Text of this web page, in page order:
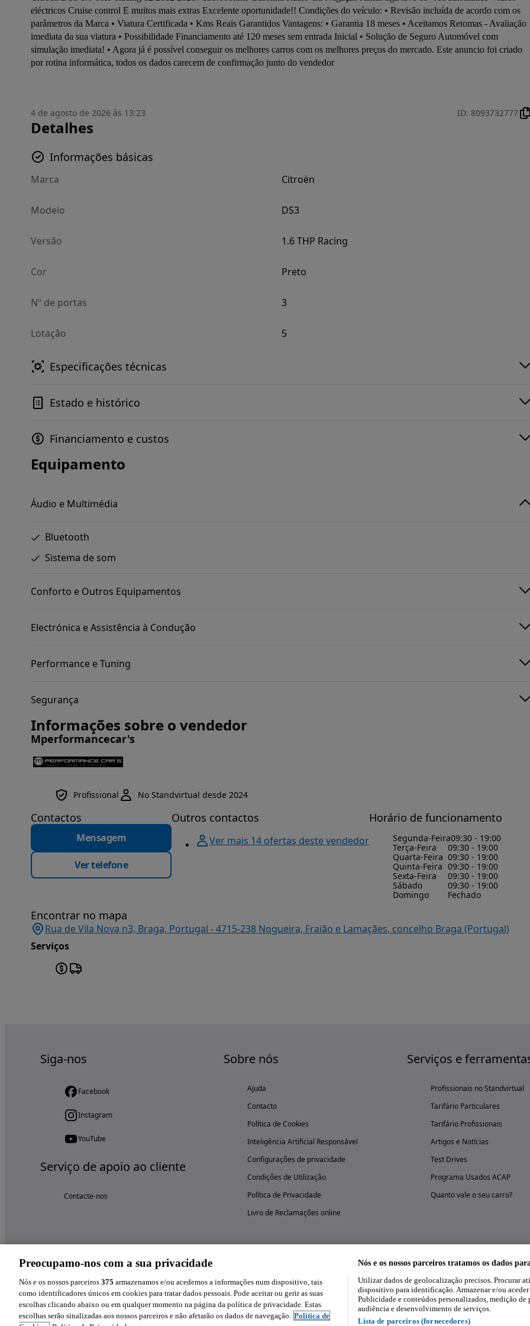
eléctricos Cruise control E muitos mais extras Excelente oportunidade!! Condições do veículo: • Revisão incluída de acordo com os
parâmetros da Marca • Viatura Certificada • Kms Reais Garantidos Vantagens: • Garantia 18 meses • Aceitamos Retomas - Avaliação
imediata da sua viatura • Possibilidade Financiamento até 120 meses sem entrada Inicial • Solução de Seguro Automóvel com
simulação imediata! • Agora já é possível conseguir os melhores carros com os melhores preços do mercado. Este anuncio foi criado
por rotina informática, todos os dados carecem de confirmação junto do vendedor
4 de agosto de 2026 às 13:23 ID: 8093732777
Detalhes
Informações básicas
Marca Citroën
Modelo DS3
Versão 1.6 THP Racing
Cor Preto
Nº de portas 3
Lotação 5
Especificações técnicas
Estado e histórico
Financiamento e custos
Equipamento
Áudio e Multimédia
Bluetooth
Sistema de som
Conforto e Outros Equipamentos
Electrónica e Assistência à Condução
Performance e Tuning
Segurança
Informações sobre o vendedor
Mperformancecar's
Profissional No Standvirtual desde 2024
Contactos
Mensagem
Ver telefone
Outros contactos
Ver mais 14 ofertas deste vendedor
Horário de funcionamento
Segunda-Feira09:30 - 19:00
Terça-Feira
09:30 - 19:00
Quarta-Feira 09:30 - 19:00
Quinta-Feira 09:30 - 19:00
Sexta-Feira
09:30 - 19:00
Sábado
09:30 - 19:00
Domingo
Fechado
Encontrar no mapa
Rua de Vila Nova n3, Braga, Portugal - 4715-238 Nogueira, Fraião e Lamaçães, concelho Braga (Portugal)
Serviços
Siga-nos
Facebook
Instagram
YouTube
Serviço de apoio ao cliente
Contacte-nos
Sobre nós
Ajuda
Contacto
Política de Cookies
Inteligência Artificial Responsável
Configurações de privacidade
Condições de Utilização
Política de Privacidade
Livro de Reclamações online
Serviços e
Profissionais no Standvirtual
Tarifário Particulares
Tarifário Profissionais
Artigos e Notícias
Test Drives
Programa Usados ACAP
Quanto vale o seu carro?
Experimenta a aplicação
Preocupamo-nos com a sua privacidade
Nós e os nossos parceiros 375 armazenamos e/ou acedemos a informações num dispositivo, tais
como identificadores únicos em cookies para tratar dados pessoais. Pode aceitar ou gerir as suas
escolhas clicando abaixo ou em qualquer momento na página da política de privacidade. Estas
escolhas serão sinalizadas aos nossos parceiros e não afetarão os dados de navegação. Política de
Nós e os nossos parceiros tratamos os dados
Utilizar dados de geolocalização precisos. Procurar
dispositivo para identificação. Armazenar e/ou
Publicidade e conteúdos personalizados, medição
audiência e desenvolvimento de serviços.
Lista de parceiros (fornecedores)